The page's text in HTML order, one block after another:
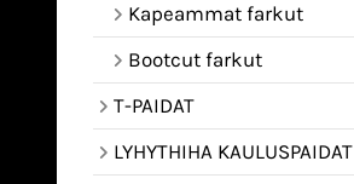
Kapeammat farkut
Bootcut farkut
T-PAIDAT
LYHYTHIHA KAULUSPAIDAT